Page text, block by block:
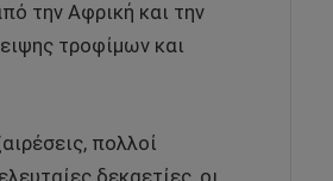
την Αφρική και την
τροφίμων και
πολλοί